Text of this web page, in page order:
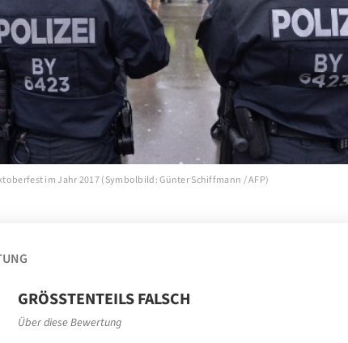
im Jahr 2017 (Symbolbild: Günter Schiffmann / AFP)
GRÖSSTENTEILS FALSCH
Über diese Bewertung